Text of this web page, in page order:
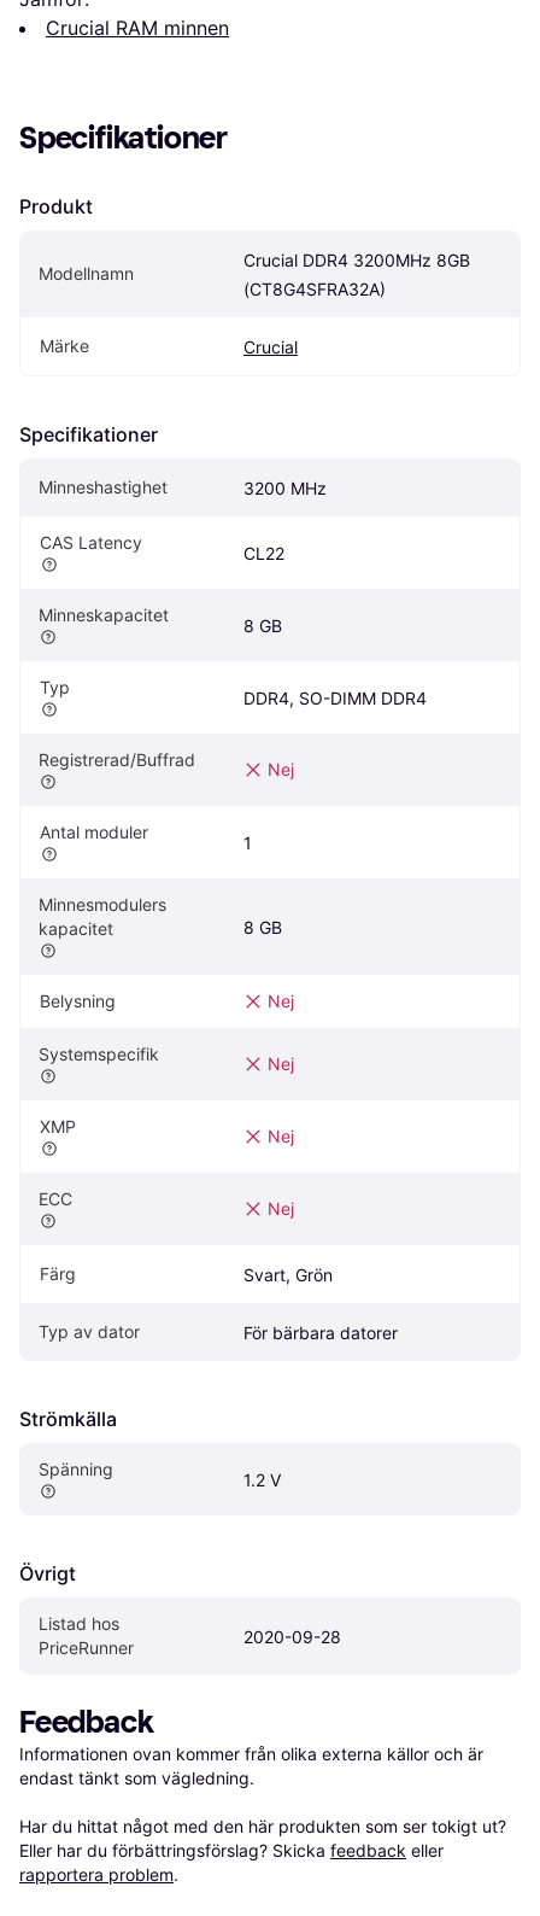
Crucial RAM minnen
Specifikationer
Produkt
Modellnamn
Crucial DDR4 3200MHz 8GB
(CT8G4SFRA32A)
Märke Crucial
Specifikationer
Minneshastighet 3200 MHz
CAS Latency
CL22
Minneskapacitet
8 GB
Typ
DDR4, SO-DIMM DDR4
Registrerad/Buffrad Nej
Antal moduler
1
Minnesmodulers
kapacitet
8 GB
Belysning Nej
Systemspecifik Nej
XMP Nej
ECC Nej
Färg Svart, Grön
Typ av dator För bärbara datorer
Strömkälla
Spänning
1.2 V
Övrigt
Listad hos
PriceRunner
2020-09-28
Feedback
Informationen ovan kommer från olika externa källor och är
endast tänkt som vägledning.
Har du hittat något med den här produkten som ser tokigt ut?
Eller har du förbättringsförslag? Skicka feedback eller
rapportera problem.